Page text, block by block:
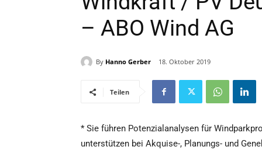
– ABO Wind AG
By Hanno Gerber 18. Oktober 2019
Teilen
* Sie führen Potenzialanalysen für
unterstützen bei Akquise-, Planungs- und